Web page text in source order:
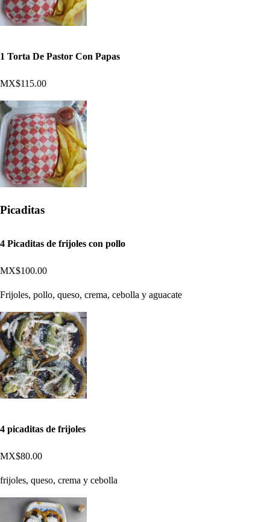
1 Torta De Pastor Con Papas
MX$115.00
Picaditas
4 Picaditas de frijoles con pollo
MX$100.00
Frijoles, pollo, queso, crema, cebolla y aguacate
4 picaditas de frijoles
MX$80.00
frijoles, queso, crema y cebolla